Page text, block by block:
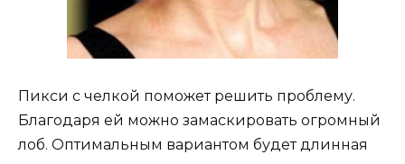
Пикси с челкой поможет решить проблему.
Благодаря ей можно замаскировать огромный
лоб. Оптимальным вариантом будет длинная